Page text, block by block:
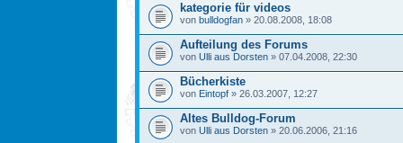
kategorie für videos
von bulldogfan » 20.08.2008, 18:08
Aufteilung des Forums
von Ulli aus Dorsten » 07.04.2008, 22:30
Bücherkiste
von Eintopf » 26.03.2007, 12:27
Altes Bulldog-Forum
von Ulli aus Dorsten » 20.06.2006, 21:16